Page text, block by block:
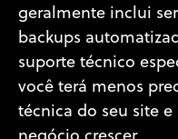
geralmente inclui
backups
suporte técnico
você terá menos
técnica do seu site